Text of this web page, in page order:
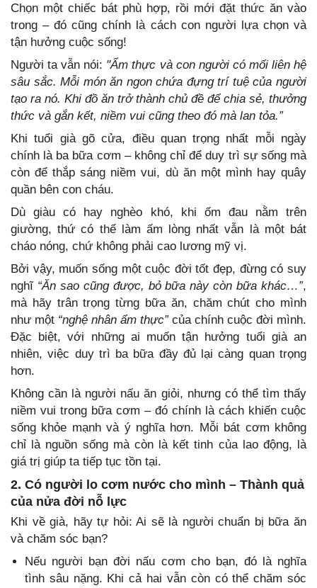
Chọn một chiếc bát phù hợp, rồi mới đặt thức ăn vào
trong – đó cũng chính là cách con người lựa chọn và
tận hưởng cuộc sống!
Người ta vẫn nói: "Ẩm thực và con người có mối liên hệ
sâu sắc. Mỗi món ăn ngon chứa đựng trí tuệ của người
tạo ra nó. Khi đồ ăn trở thành chủ đề để chia sẻ, thưởng
thức và gắn kết, niềm vui cũng theo đó mà lan tỏa.”
Khi tuổi già gõ cửa, điều quan trọng nhất mỗi ngày
chính là ba bữa cơm – không chỉ để duy trì sự sống mà
còn để thắp sáng niềm vui, dù ăn một mình hay quây
quần bên con cháu.
Dù giàu có hay nghèo khó, khi ốm đau nằm trên
giường, thứ có thể làm ấm lòng nhất vẫn là một bát
cháo nóng, chứ không phải cao lương mỹ vị.
Bởi vậy, muốn sống một cuộc đời tốt đẹp, đừng có suy
nghĩ “Ăn sao cũng được, bỏ bữa này còn bữa khác…”,
mà hãy trân trọng từng bữa ăn, chăm chút cho mình
như một “nghệ nhân ẩm thực”của chính cuộc đời mình.
Đặc biệt, với những ai muốn tận hưởng tuổi già an
nhiên, việc duy trì ba bữa đầy đủ lại càng quan trọng
hơn.
Không cần là người nấu ăn giỏi, nhưng có thể tìm thấy
niềm vui trong bữa cơm – đó chính là cách khiến cuộc
sống khỏe mạnh và ý nghĩa hơn. Mỗi bát cơm không
chỉ là nguồn sống mà còn là kết tinh của lao động, là
giá trị giúp ta tiếp tục tồn tại.
2. Có người lo cơm nước cho mình – Thành quả
của nửa đời nỗ lực
Khi về già, hãy tự hỏi: Ai sẽ là người chuẩn bị bữa ăn
và chăm sóc bạn?
Nếu người bạn đời nấu cơm cho bạn, đó là nghĩa
tình sâu nặng. Khi cả hai vẫn còn có thể chăm sóc